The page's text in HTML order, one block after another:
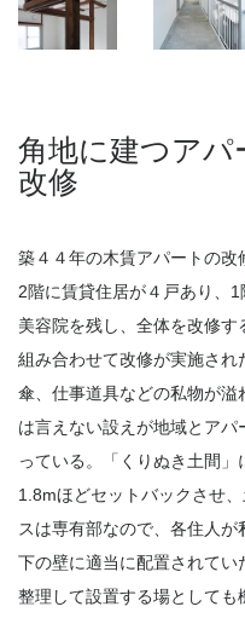
角地に建つアパ
改修
築４４年の木賃アパートの改
2階に賃貸住居が４戸あり、
美容院を残し、全体を改修
組み合わせて改修が実施され
傘、仕事道具などの私物が溢
は言えない設えが地域とア
っている。「くりぬき土間
1.8mほどセットバックさせ
スは専有部なので、各住人
下の壁に適当に配置されて
整理して設置する場として